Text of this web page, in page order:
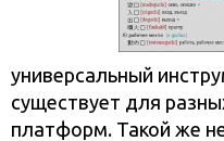
универсальный
существует для
платформ. Такой же